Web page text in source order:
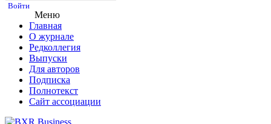
Войти
Меню
Главная
О журнале
Редколлегия
Выпуски
Для авторов
Подписка
Полнотекст
Сайт ассоциации